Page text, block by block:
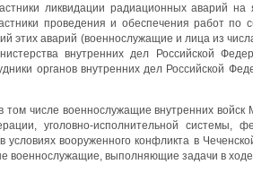
ликвидации радиационных аварий
проведения и обеспечения работ по
этих аварий (военнослужащие и лица из
внутренних дел Российской
органов внутренних дел Российской
числе военнослужащие внутренних войск
уголовно-исполнительной системы,
вооруженного конфликта в
военнослужащие, выполняющие задачи в